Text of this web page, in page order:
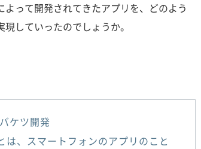
よって開発されてきたアプリを、どのよう
していったのでしょうか。
ケツ開発
は、スマートフォンのアプリのこと